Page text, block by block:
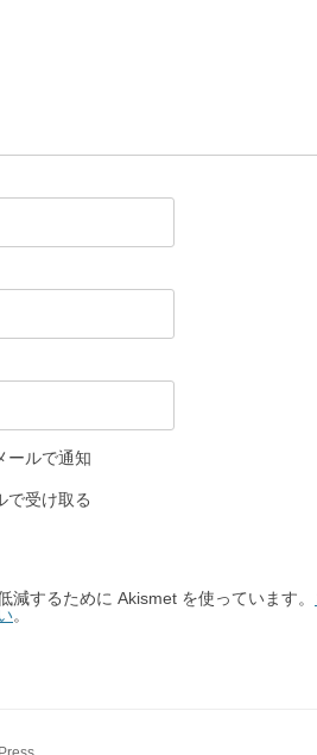
ールで通知
で受け取る
減するために Akismet を使っています。
。